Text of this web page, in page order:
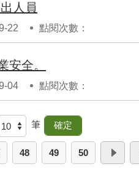
人員
22 點閱次數：
安全。
04 點閱次數：
筆
48 49 50